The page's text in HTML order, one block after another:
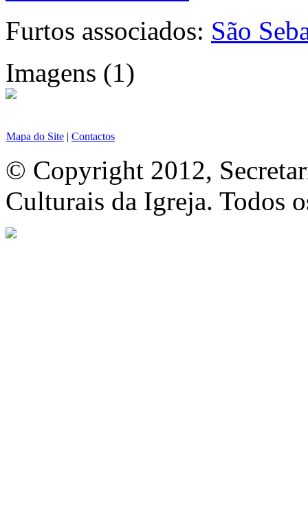
Furtos associados: São
Imagens (1)
Mapa do Site | Contactos
© Copyright 2012,
Culturais da Igreja. Todos